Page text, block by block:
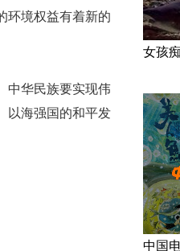
环境权益有着新的
中华民族要实现伟
以海强国的和平发
女孩
中国